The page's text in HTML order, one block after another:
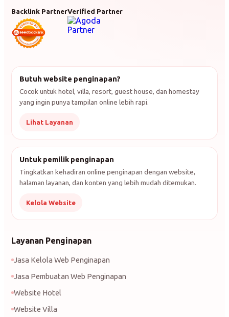
Backlink PartnerVerified Partner
Butuh website penginapan?
Cocok untuk hotel, villa, resort, guest house, dan homestay
yang ingin punya tampilan online lebih rapi.
Lihat Layanan
Untuk pemilik penginapan
Tingkatkan kehadiran online penginapan dengan website,
halaman layanan, dan konten yang lebih mudah ditemukan.
Kelola Website
Layanan Penginapan
Jasa Kelola Web Penginapan
Jasa Pembuatan Web Penginapan
Website Hotel
Website Villa